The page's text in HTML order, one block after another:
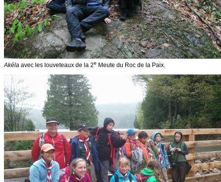
Akéla avec les louveteaux de la 2e Meute du Roc de la Paix.